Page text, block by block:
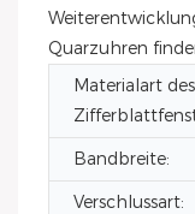
Quarzuhren
Materialart des
Bandbreite:
Verschlussart: